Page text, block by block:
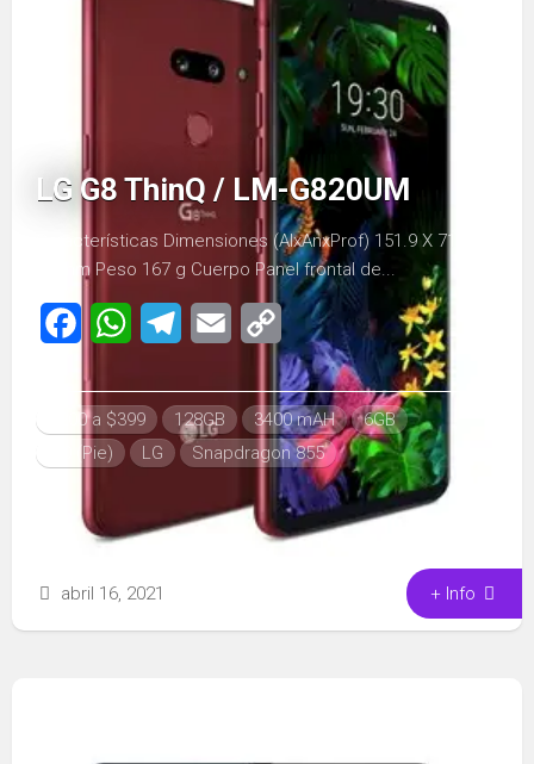
LG G8 ThinQ / LM-G820UM
Características Dimensiones (AlxAnxProf) 151.9 Х 71.8 Х
8.4mm Peso 167 g Cuerpo Panel frontal de...
FacebookWhatsAppTelegramEmail
Copy
Link
$200 a $399 128GB 3400 mAH
6GB
9.0 (Pie)
LG Snapdragon 855
abril 16, 2021 + Info